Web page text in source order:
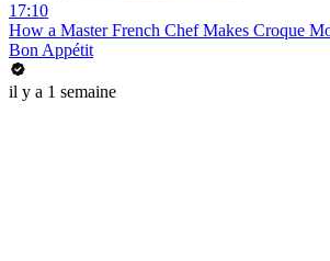
17:10
How a Master French Chef Makes Croque
Bon Appétit
il y a 1 semaine